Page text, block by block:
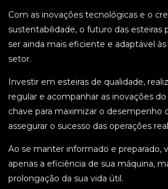
Com as inovações tecnológicas e o
sustentabilidade, o futuro das esteiras
ser ainda mais eficiente e adaptável
setor.
Investir em esteiras de qualidade,
regular e acompanhar as inovações
chave para maximizar o desempenho
assegurar o sucesso das operações
Ao se manter informado e preparado,
apenas a eficiência de sua máquina,
prolongação da sua vida útil.